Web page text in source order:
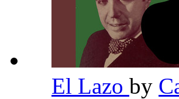
El Lazo by